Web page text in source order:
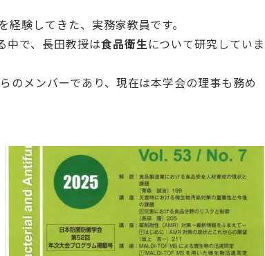
験してきた、実務家教員です。
中で、長田教授は食品衛生について研究していま
のメンバーであり、現在は本学会の理事も務め